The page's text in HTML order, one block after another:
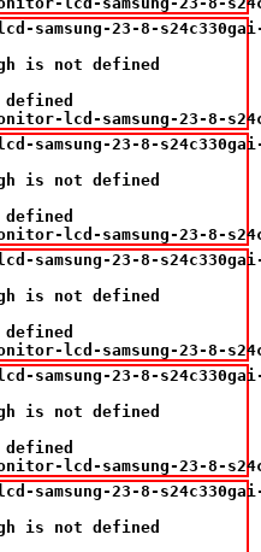
23-8-s24c330gai-
is not defined
lcd-samsung-23-8-
23-8-s24c330gai-
is not defined
lcd-samsung-23-8-
23-8-s24c330gai-
is not defined
lcd-samsung-23-8-
23-8-s24c330gai-
is not defined
lcd-samsung-23-8-
23-8-s24c330gai-
is not defined